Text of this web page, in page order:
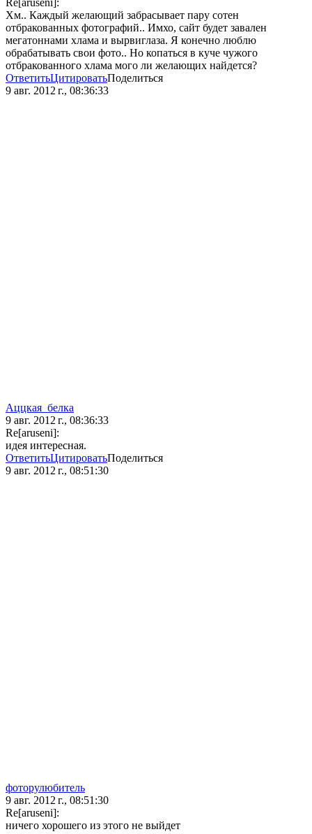
Re[aruseni]:
Хм.. Каждый желающий забрасывает пару сотен
отбракованных фотографий.. Имхо, сайт будет завален
мегатоннами хлама и вырвиглаза. Я конечно люблю
обрабатывать свои фото.. Но копаться в куче чужого
отбракованного хлама мого ли желающих найдется?
ОтветитьЦитироватьПоделиться
9 авг. 2012 г., 08:36:33
Аццкая_белка
9 авг. 2012 г., 08:36:33
Re[aruseni]:
идея интересная.
ОтветитьЦитироватьПоделиться
9 авг. 2012 г., 08:51:30
фоторулюбитель
9 авг. 2012 г., 08:51:30
Re[aruseni]:
ничего хорошего из этого не выйдет